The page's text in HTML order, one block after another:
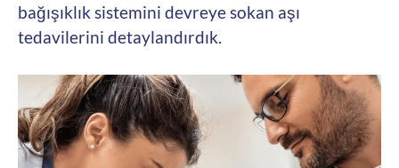
bağışıklık sistemini devreye sokan aşı
tedavilerini detaylandırdık.